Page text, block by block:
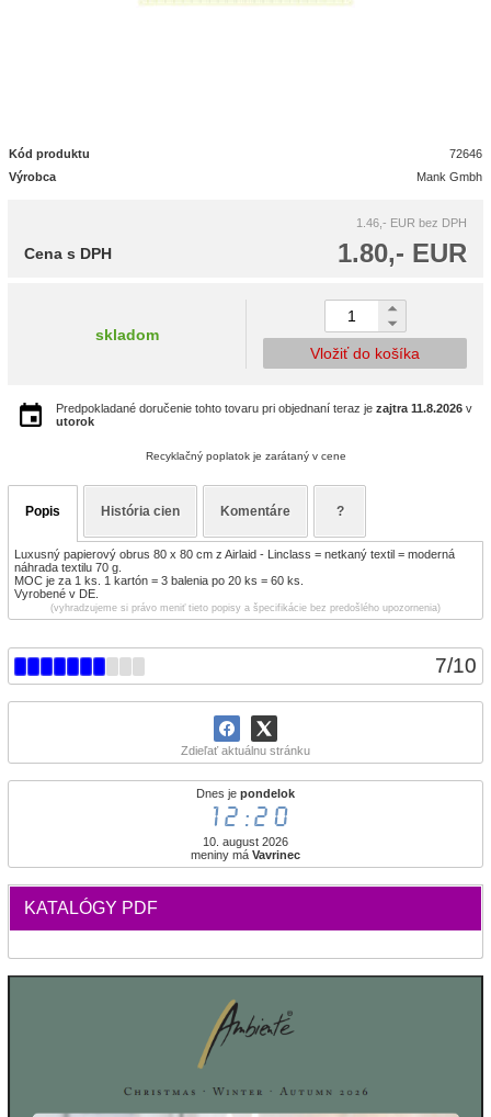
7/10
Zdieľať aktuálnu stránku
Dnes je pondelok
12:20
10. august 2026
meniny má Vavrinec
KATALÓGY PDF
Kód produktu
72646
Výrobca
Mank Gmbh
1.46,- EUR bez DPH
1.80,- EUR
Cena s DPH
skladom
Vložiť do košíka
Predpokladané doručenie tohto tovaru pri objednaní teraz je zajtra 11.8.2026 v
utorok
Recyklačný poplatok je zarátaný v cene
Popis História cien Komentáre ?
Luxusný papierový obrus 80 x 80 cm z Airlaid - Linclass = netkaný textil = moderná
náhrada textilu 70 g.
MOC je za 1 ks. 1 kartón = 3 balenia po 20 ks = 60 ks.
Vyrobené v DE.
(vyhradzujeme si právo meniť tieto popisy a špecifikácie bez predošlého upozornenia)